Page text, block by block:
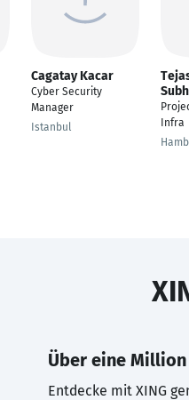
Cagatay Kacar
Cyber Security
Manager
Istanbul
Infra
Über eine Million
Entdecke mit XING